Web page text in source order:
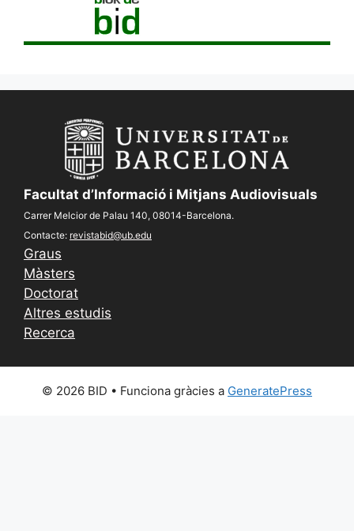
Facultat d’Informació i Mitjans Audiovisuals
Carrer Melcior de Palau 140, 08014-Barcelona.
Contacte: revistabid@ub.edu
Graus
Màsters
Doctorat
Altres estudis
Recerca
© 2026 BID • Funciona gràcies a GeneratePress